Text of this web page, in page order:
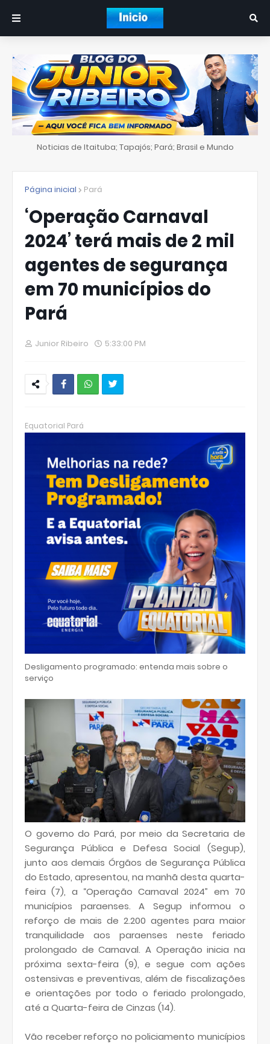
Noticias de Itaituba; Tapajós; Pará; Brasil e Mundo
Página inicial Pará
‘Operação Carnaval
2024’ terá mais de 2 mil
agentes de segurança
em 70 municípios do
Pará
Junior Ribeiro 5:33:00 PM
hats
p
Equatorial Pará
Desligamento programado: entenda mais sobre o
serviço
O governo do Pará, por meio da Secretaria de
Segurança Pública e Defesa Social (Segup),
junto aos demais Órgãos de Segurança Pública
do Estado, apresentou, na manhã desta quarta-
feira (7), a “Operação Carnaval 2024” em 70
municípios paraenses. A Segup informou o
reforço de mais de 2.200 agentes para maior
tranquilidade aos paraenses neste feriado
prolongado de Carnaval. A Operação inicia na
próxima sexta-feira (9), e segue com ações
ostensivas e preventivas, além de fiscalizações
e orientações por todo o feriado prolongado,
até a Quarta-feira de Cinzas (14).
Vão receber reforço no policiamento municípios